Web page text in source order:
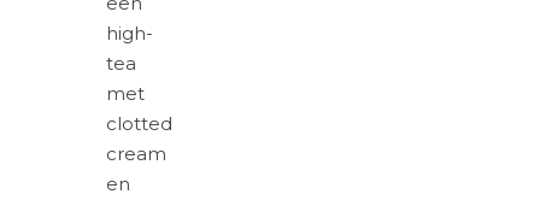
high-
tea
met
clotted
cream
en